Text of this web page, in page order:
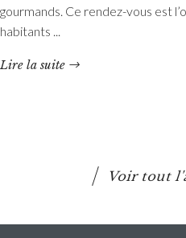
La baignade est interdite
nautiques. La consommation
gourmands. Ce rendez-vous est
habitants ...
Lire la suite
Voir tout